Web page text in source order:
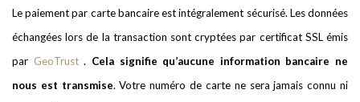
Le paiement par carte bancaire est intégralement sécurisé. Les données
échangées lors de la transaction sont cryptées par certificat SSL émis
par GeoTrust. Cela signifie qu’aucune information bancaire ne
nous est transmise. Votre numéro de carte ne sera jamais connu ni